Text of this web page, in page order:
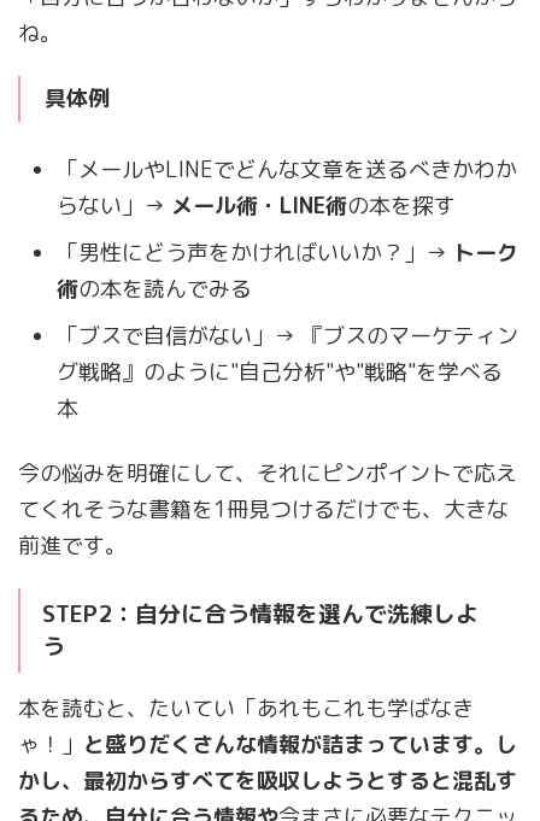
ね。
具体例
「メールやLINEでどんな文章を送るべきかわか
らない」→ メール術・LINE術の本を探す
「男性にどう声をかければいいか？」→ トーク
術の本を読んでみる
「ブスで自信がない」→ 『ブスのマーケティン
グ戦略』のように"自己分析"や"戦略"を学べる
本
今の悩みを明確にして、それにピンポイントで応え
てくれそうな書籍を1冊見つけるだけでも、大きな
前進です。
STEP2：自分に合う情報を選んで洗練しよ
う
本を読むと、たいてい「あれもこれも学ばなき
ゃ！」 と盛りだくさんな情報が詰まっています。し
かし、最初からすべてを吸収しようとすると混乱す